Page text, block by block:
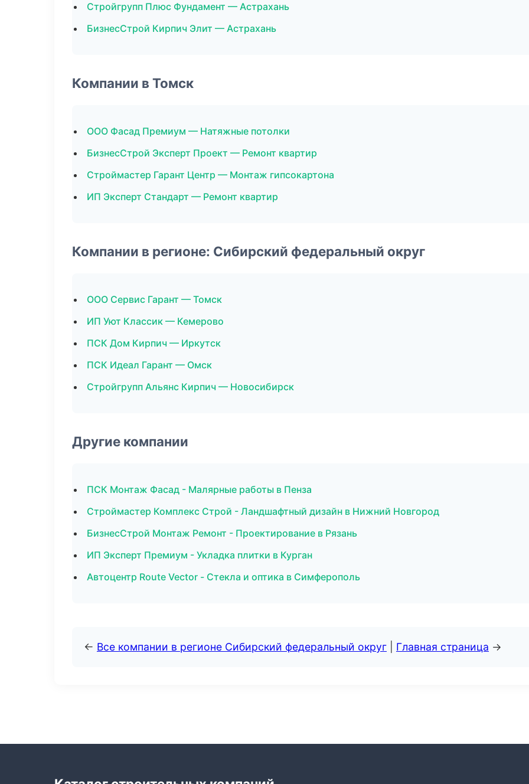
Стройгрупп Плюс Фундамент — Астрахань
БизнесСтрой Кирпич Элит — Астрахань
Компании в Томск
ООО Фасад Премиум — Натяжные потолки
БизнесСтрой Эксперт Проект — Ремонт квартир
Строймастер Гарант Центр — Монтаж гипсокартона
ИП Эксперт Стандарт — Ремонт квартир
Компании в регионе: Сибирский федеральный округ
ООО Сервис Гарант — Томск
ИП Уют Классик — Кемерово
ПСК Дом Кирпич — Иркутск
ПСК Идеал Гарант — Омск
Стройгрупп Альянс Кирпич — Новосибирск
Другие компании
ПСК Монтаж Фасад - Малярные работы в Пенза
Строймастер Комплекс Строй - Ландшафтный дизайн в Нижний Новгород
БизнесСтрой Монтаж Ремонт - Проектирование в Рязань
ИП Эксперт Премиум - Укладка плитки в Курган
Автоцентр Route Vector - Стекла и оптика в Симферополь
← Все компании в регионе Сибирский федеральный округ Главная страница →